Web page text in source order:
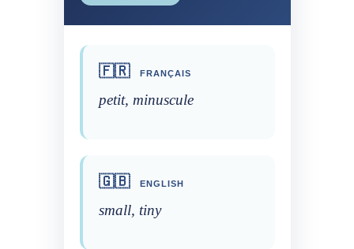
🇫🇷 FRANÇAIS
petit, minuscule
🇬🇧 ENGLISH
small, tiny